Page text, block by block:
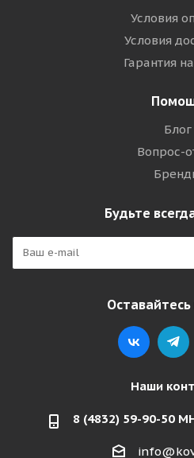
Условия
Условия
Гарантия
Блог
Вопрос-
Будьте
Оставайтесь
Наши
8 (4832) 59-90-50